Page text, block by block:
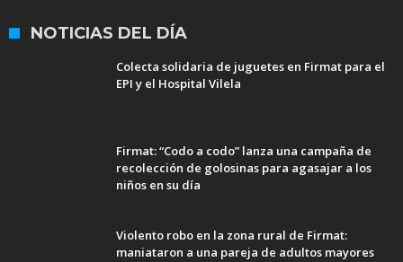
NOTICIAS DEL DÍA
Colecta solidaria de juguetes en Firmat para el
EPI y el Hospital Vilela
Firmat: “Codo a codo” lanza una campaña de
recolección de golosinas para agasajar a los
niños en su día
Violento robo en la zona rural de Firmat:
maniataron a una pareja de adultos mayores